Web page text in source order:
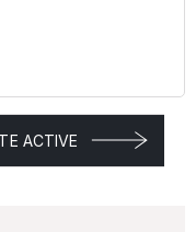
ACTIVE